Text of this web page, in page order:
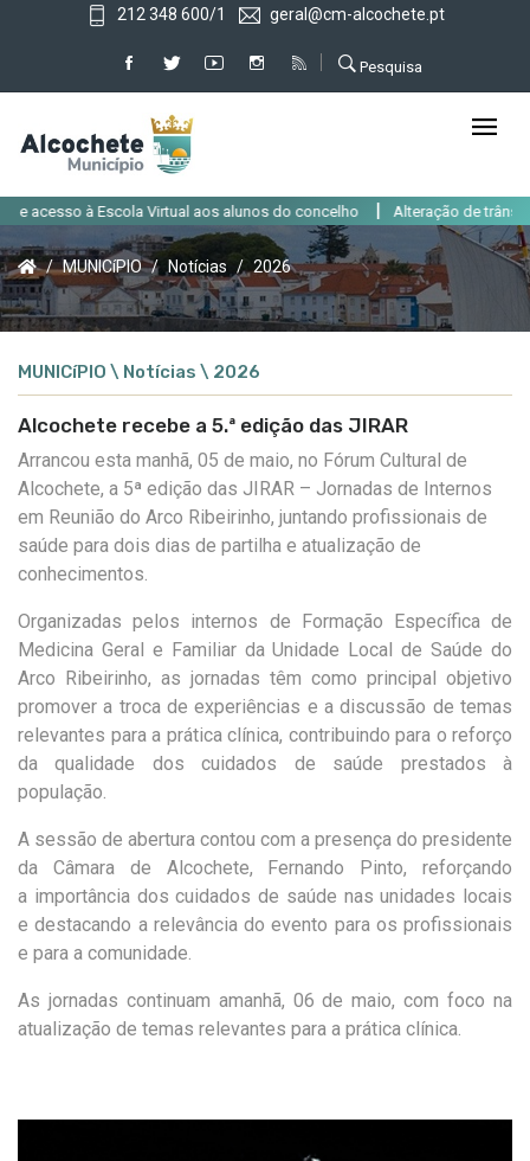
212 348 600/1 geral@cm-alcochete.pt
Pesquisa
Escola Virtual aos alunos do concelho | Alteração de trânsito em
MUNICíPIO Notícias 2026
MUNICíPIO \ Notícias \ 2026
Alcochete recebe a 5.ª edição das JIRAR
Arrancou esta manhã, 05 de maio, no Fórum Cultural de
Alcochete, a 5ª edição das JIRAR – Jornadas de Internos
em Reunião do Arco Ribeirinho, juntando profissionais de
saúde para dois dias de partilha e atualização de
conhecimentos.
Organizadas pelos internos de Formação Específica de
Medicina Geral e Familiar da Unidade Local de Saúde do
Arco Ribeirinho, as jornadas têm como principal objetivo
promover a troca de experiências e a discussão de temas
relevantes para a prática clínica, contribuindo para o reforço
da qualidade dos cuidados de saúde prestados à
população.
A sessão de abertura contou com a presença do presidente
da Câmara de Alcochete, Fernando Pinto, reforçando
a importância dos cuidados de saúde nas unidades locais
e destacando a relevância do evento para os profissionais
e para a comunidade.
As jornadas continuam amanhã, 06 de maio, com foco na
atualização de temas relevantes para a prática clínica.